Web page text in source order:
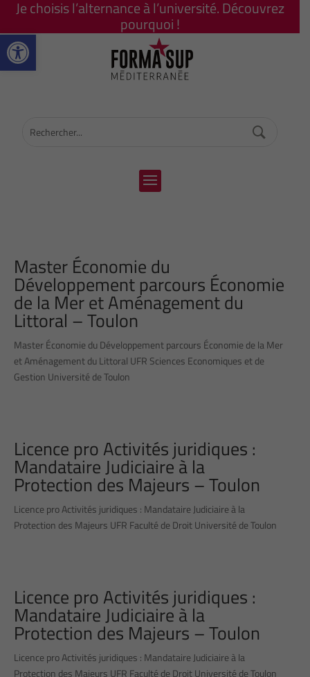
Ouvrir la barre d’outils
Je choisis l’alternance à l’université. Découvrez
pourquoi !
Master Économie du
Développement parcours Économie
de la Mer et Aménagement du
Littoral – Toulon
Master Économie du Développement parcours Économie de la Mer
et Aménagement du Littoral UFR Sciences Economiques et de
Gestion Université de Toulon
Licence pro Activités juridiques :
Mandataire Judiciaire à la
Protection des Majeurs – Toulon
Licence pro Activités juridiques : Mandataire Judiciaire à la
Protection des Majeurs UFR Faculté de Droit Université de Toulon
Licence pro Activités juridiques :
Mandataire Judiciaire à la
Protection des Majeurs – Toulon
Licence pro Activités juridiques : Mandataire Judiciaire à la
Protection des Majeurs UFR Faculté de Droit Université de Toulon